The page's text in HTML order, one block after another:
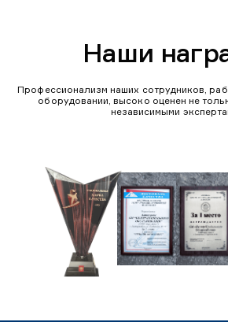
Наши
Профессионализм наших сотрудников,
оборудовании, высоко оценен не
независимыми